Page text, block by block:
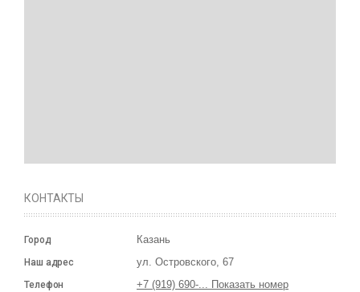
КОНТАКТЫ
Город Казань
Наш адрес ул. Островского, 67
Телефон +7 (919) 690-... Показать номер